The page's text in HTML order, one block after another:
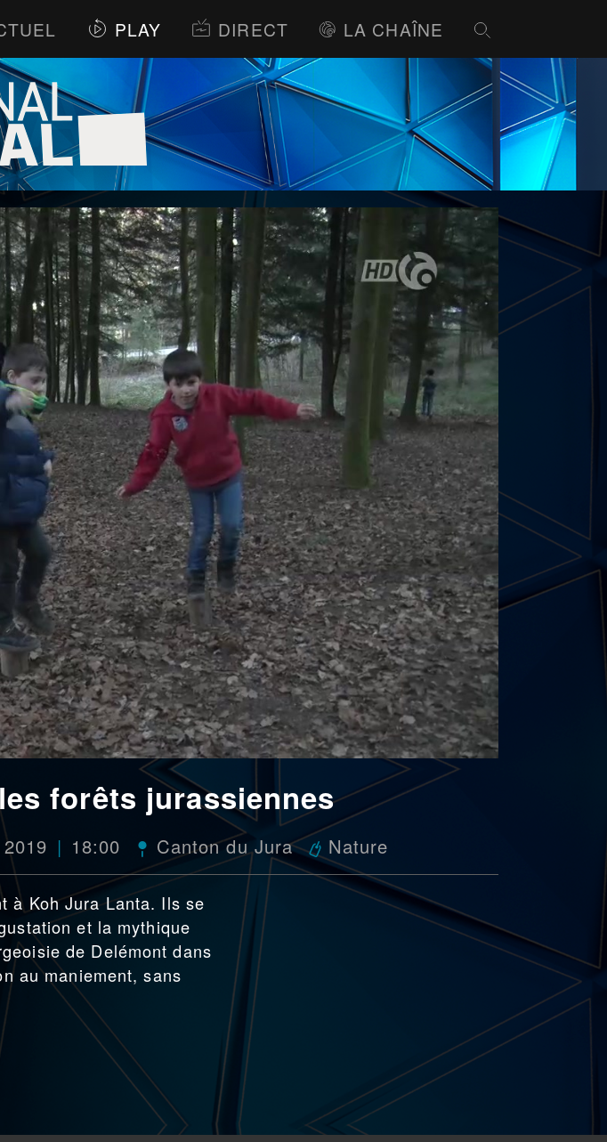
PLAY DIRECT LA CHAÎNE
forêts jurassiennes
18:00 Canton du Jura Nature
à Koh Jura Lanta. Ils se
et la mythique
de Delémont dans
au maniement, sans